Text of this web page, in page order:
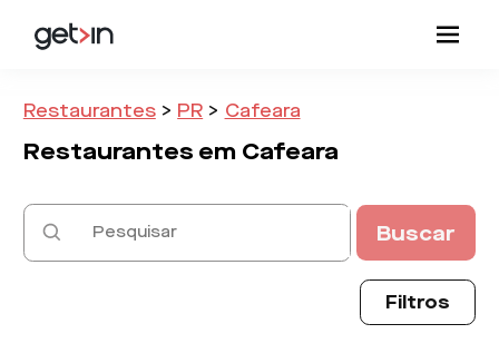
Restaurantes > PR > Cafeara
Restaurantes em Cafeara
Buscar
Filtros